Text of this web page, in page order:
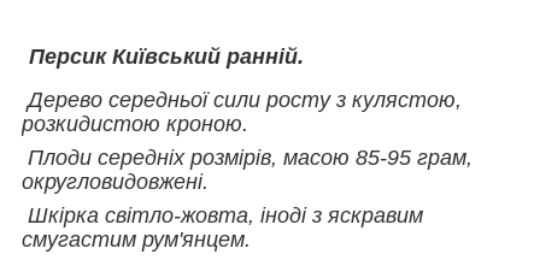
Персик Київський ранній.
Дерево середньої сили росту з кулястою,
розкидистою кроною.
Плоди середніх розмірів, масою 85-95 грам,
округловидовжені.
Шкірка світло-жовта, іноді з яскравим
смугастим рум'янцем.